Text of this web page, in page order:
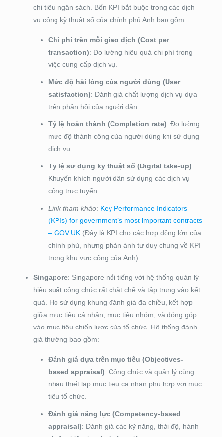
chi tiêu ngân sách. Bốn KPI bắt buộc trong các dịch
vụ công kỹ thuật số của chính phủ Anh bao gồm:
Chi phí trên mỗi giao dịch (Cost per
transaction): Đo lường hiệu quả chi phí trong
việc cung cấp dịch vụ.
Mức độ hài lòng của người dùng (User
satisfaction): Đánh giá chất lượng dịch vụ dựa
trên phản hồi của người dân.
Tỷ lệ hoàn thành (Completion rate): Đo lường
mức độ thành công của người dùng khi sử dụng
dịch vụ.
Tỷ lệ sử dụng kỹ thuật số (Digital take-up):
Khuyến khích người dân sử dụng các dịch vụ
công trực tuyến.
Link tham khảo: Key Performance Indicators
(KPIs) for government’s most important contracts
– GOV.UK(Đây là KPI cho các hợp đồng lớn của
chính phủ, nhưng phản ánh tư duy chung về KPI
trong khu vực công của Anh).
Singapore: Singapore nổi tiếng với hệ thống quản lý
hiệu suất công chức rất chặt chẽ và tập trung vào kết
quả. Họ sử dụng khung đánh giá đa chiều, kết hợp
giữa mục tiêu cá nhân, mục tiêu nhóm, và đóng góp
vào mục tiêu chiến lược của tổ chức. Hệ thống đánh
giá thường bao gồm:
Đánh giá dựa trên mục tiêu (Objectives-
based appraisal): Công chức và quản lý cùng
nhau thiết lập mục tiêu cá nhân phù hợp với mục
tiêu tổ chức.
Đánh giá năng lực (Competency-based
appraisal): Đánh giá các kỹ năng, thái độ, hành